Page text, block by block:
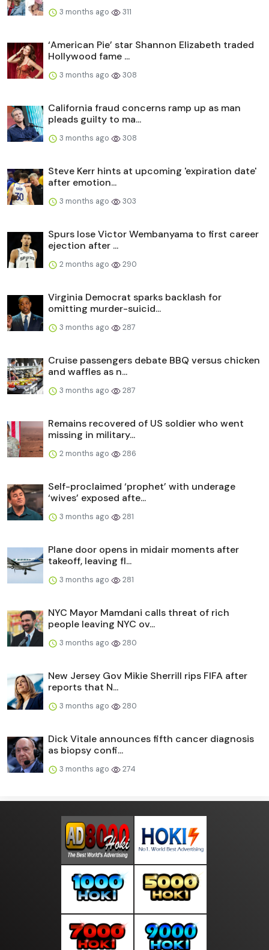
3 months ago 311
‘American Pie’ star Shannon Elizabeth traded
Hollywood fame ...
3 months ago 308
California fraud concerns ramp up as man
pleads guilty to ma...
3 months ago 308
Steve Kerr hints at upcoming 'expiration date'
after emotion...
3 months ago 303
Spurs lose Victor Wembanyama to first career
ejection after ...
2 months ago 290
Virginia Democrat sparks backlash for
omitting murder-suicid...
3 months ago 287
Cruise passengers debate BBQ versus chicken
and waffles as n...
3 months ago 287
Remains recovered of US soldier who went
missing in military...
2 months ago 286
Self-proclaimed ‘prophet’ with underage
‘wives’ exposed afte...
3 months ago 281
Plane door opens in midair moments after
takeoff, leaving fl...
3 months ago 281
NYC Mayor Mamdani calls threat of rich
people leaving NYC ov...
3 months ago 280
New Jersey Gov Mikie Sherrill rips FIFA after
reports that N...
3 months ago 280
Dick Vitale announces fifth cancer diagnosis
as biopsy confi...
3 months ago 274